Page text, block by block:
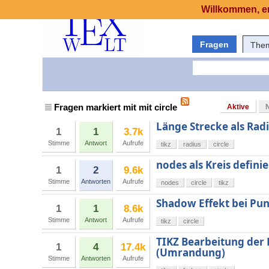
Fragen
Fragen markiert mit mit circle Aktive
1
Stimme
1
Antwort
3.7k
Aufrufe
Länge Strecke als
tikz radius circle
1
Stimme
2
Antworten
9.6k
Aufrufe
nodes als Kreis
nodes circle tikz
1
Stimme
1
Antwort
8.6k
Aufrufe
Shadow Effekt bei
tikz circle
1
Stimme
4
Antworten
17.4k
Aufrufe
TIKZ Bearbeitung der
(Umrandung)
Willkommen,